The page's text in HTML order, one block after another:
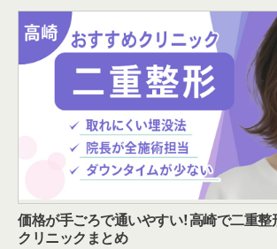
価格が手ごろで通いやすい！高崎で二重
クリニックまとめ